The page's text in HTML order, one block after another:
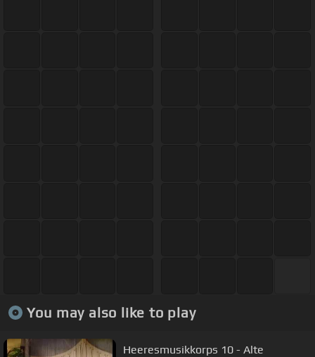
You may also like to play
Heeresmusikkorps 10 - Alte